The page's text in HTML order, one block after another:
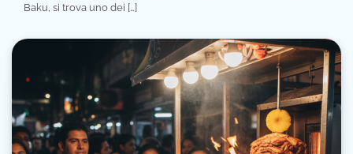
Baku, si trova uno dei […]